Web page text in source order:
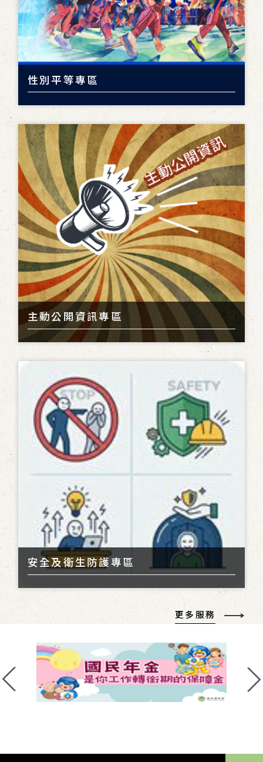
性別平等專區
主動公開資訊專區
安全及衛生防護專區
更多服務